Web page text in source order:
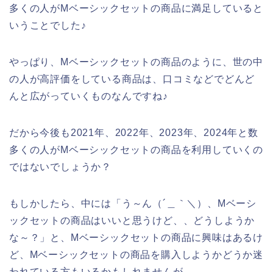
多くの人がMベーシックセットの商品に満足していると
いうことでした♪
やっぱり、Mベーシックセットの商品のように、世の中
の人が高評価をしている商品は、口コミなどでどんど
んと広がっていくものなんですね♪
だから今後も2021年、2022年、2023年、2024年と数
多くの人がMベーシックセットの商品を利用していくの
ではないでしょうか？
もしかしたら、中には「う～ん（´＿｀＼）、Mベーシ
ックセットの商品はいいと思うけど、、どうしようか
な～？」と、Mベーシックセットの商品に興味はあるけ
ど、Mベーシックセットの商品を購入しようかどうか迷